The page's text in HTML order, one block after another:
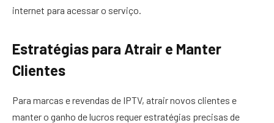
internet para acessar o serviço.
Estratégias para Atrair e Manter
Clientes
Para marcas e revendas de IPTV, atrair novos clientes e
manter o ganho de lucros requer estratégias precisas de